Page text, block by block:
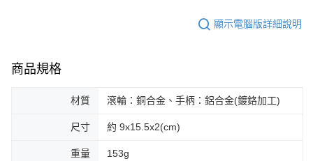
顯示電腦版詳細說明
商品規格
材質 滾輪：銅合金、手柄：鋁合金(鍍鉻加工)
尺寸 約 9x15.5x2(cm)
重量 153g